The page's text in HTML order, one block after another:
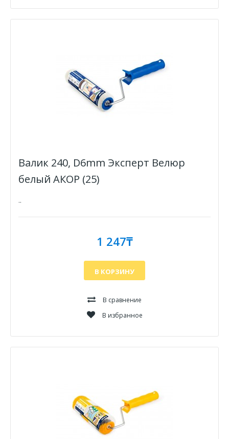
Валик 240, D6mm Эксперт Велюр
белый АКОР (25)
..
1 247₸
В КОРЗИНУ
В сравнение
В избранное